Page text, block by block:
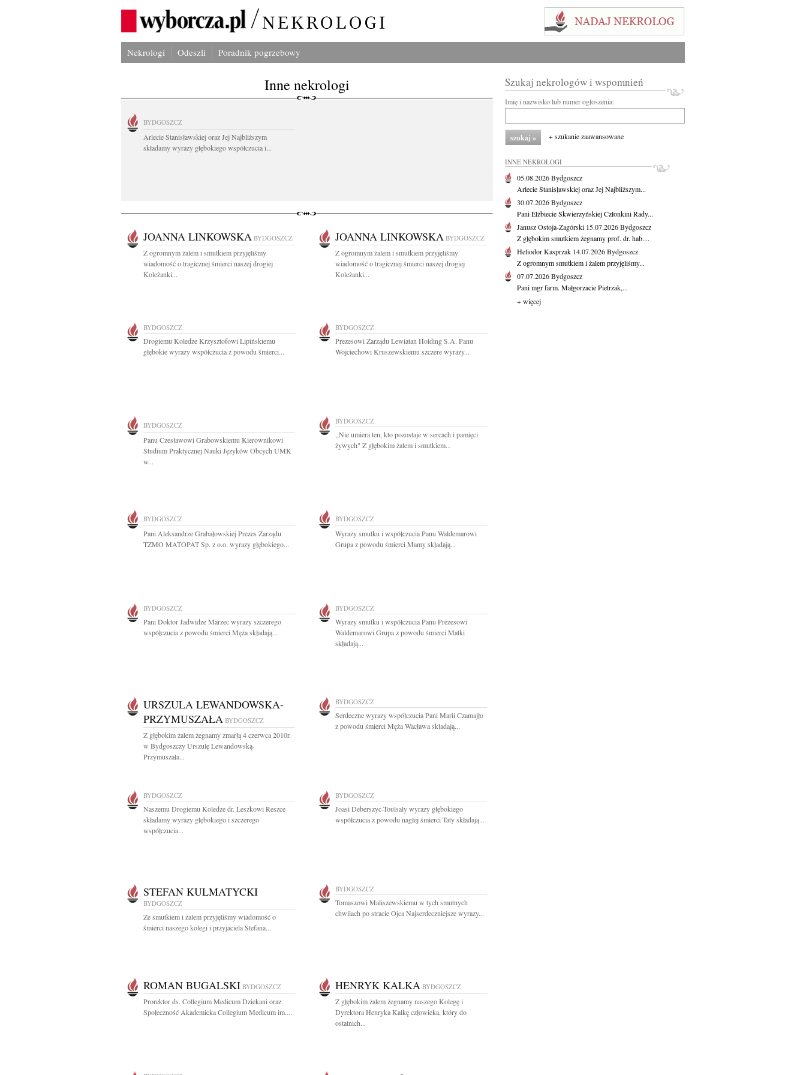
Nekrologi Odeszli Poradnik pogrzebowy
Inne nekrologi
BYDGOSZCZ
Arlecie Stanisławskiej oraz Jej Najbliższym
składamy wyrazy głębokiego współczucia i...
JOANNA LINKOWSKA BYDGOSZCZ
Z ogromnym żalem i smutkiem przyjęliśmy
wiadomość o tragicznej śmierci naszej drogiej
Koleżanki...
JOANNA LINKOWSKA BYDGOSZCZ
Z ogromnym żalem i smutkiem przyjęliśmy
wiadomość o tragicznej śmierci naszej drogiej
Koleżanki...
BYDGOSZCZ
Drogiemu Koledze Krzysztofowi Lipińskiemu
głębokie wyrazy współczucia z powodu śmierci...
BYDGOSZCZ
Prezesowi Zarządu Lewiatan Holding S.A. Panu
Wojciechowi Kruszewskiemu szczere wyrazy...
BYDGOSZCZ
Panu Czesławowi Grabowskiemu Kierownikowi
Studium Praktycznej Nauki Języków Obcych UMK
w...
BYDGOSZCZ
,,Nie umiera ten, kto pozostaje w sercach i pamięci
żywych" Z głębokim żalem i smutkiem...
BYDGOSZCZ
Pani Aleksandrze Grabałowskiej Prezes Zarządu
TZMO MATOPAT Sp. z o.o. wyrazy głębokiego...
BYDGOSZCZ
Wyrazy smutku i współczucia Panu Waldemarowi
Grupa z powodu śmierci Mamy składają...
BYDGOSZCZ
Pani Doktor Jadwidze Marzec wyrazy szczerego
współczucia z powodu śmierci Męża składają...
BYDGOSZCZ
Wyrazy smutku i współczucia Panu Prezesowi
Waldemarowi Grupa z powodu śmierci Matki
składają...
URSZULA LEWANDOWSKA-
PRZYMUSZAŁA BYDGOSZCZ
Z głębokim żalem żegnamy zmarłą 4 czerwca 2010r.
w Bydgoszczy Urszulę Lewandowską-
Przymuszała...
BYDGOSZCZ
Serdeczne wyrazy współczucia Pani Marii Czamajło
z powodu śmierci Męża Wacława składają...
BYDGOSZCZ
Naszemu Drogiemu Koledze dr. Leszkowi Reszce
składamy wyrazy głębokiego i szczerego
współczucia...
BYDGOSZCZ
Joasi Deberszyc-Toulsaly wyrazy głębokiego
współczucia z powodu nagłej śmierci Taty składają...
STEFAN KULMATYCKI
BYDGOSZCZ
Ze smutkiem i żalem przyjęliśmy wiadomość o
śmierci naszego kolegi i przyjaciela Stefana...
BYDGOSZCZ
Tomaszowi Maliszewskiemu w tych smutnych
chwilach po stracie Ojca Najserdeczniejsze wyrazy...
ROMAN BUGALSKI BYDGOSZCZ
Prorektor ds. Collegium Medicum Dziekani oraz
Społeczność Akademicka Collegium Medicum im....
HENRYK KALKA BYDGOSZCZ
Z głębokim żalem żegnamy naszego Kolegę i
Dyrektora Henryka Kalkę człowieka, który do
ostatnich...
Szukaj nekrologów i wspomnień
Imię i nazwisko lub numer ogłoszenia:
+ szukanie zaawansowane
INNE NEKROLOGI
05.08.2026Bydgoszcz
Arlecie Stanisławskiej oraz Jej Najbliższym...
30.07.2026Bydgoszcz
Pani Elżbiecie Skwierzyńskiej Członkini Rady...
Janusz Ostoja-Zagórski 15.07.2026Bydgoszcz
Z głębokim smutkiem żegnamy prof. dr. hab....
Heliodor Kasprzak 14.07.2026Bydgoszcz
Z ogromnym smutkiem i żalem przyjęliśmy...
07.07.2026Bydgoszcz
Pani mgr farm. Małgorzacie Pietrzak,...
+ więcej